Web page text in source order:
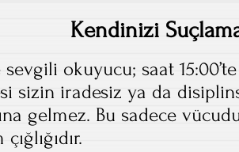
Kendinizi
okuyucu; saat
sizin iradesiz ya da
gelmez. Bu sadece